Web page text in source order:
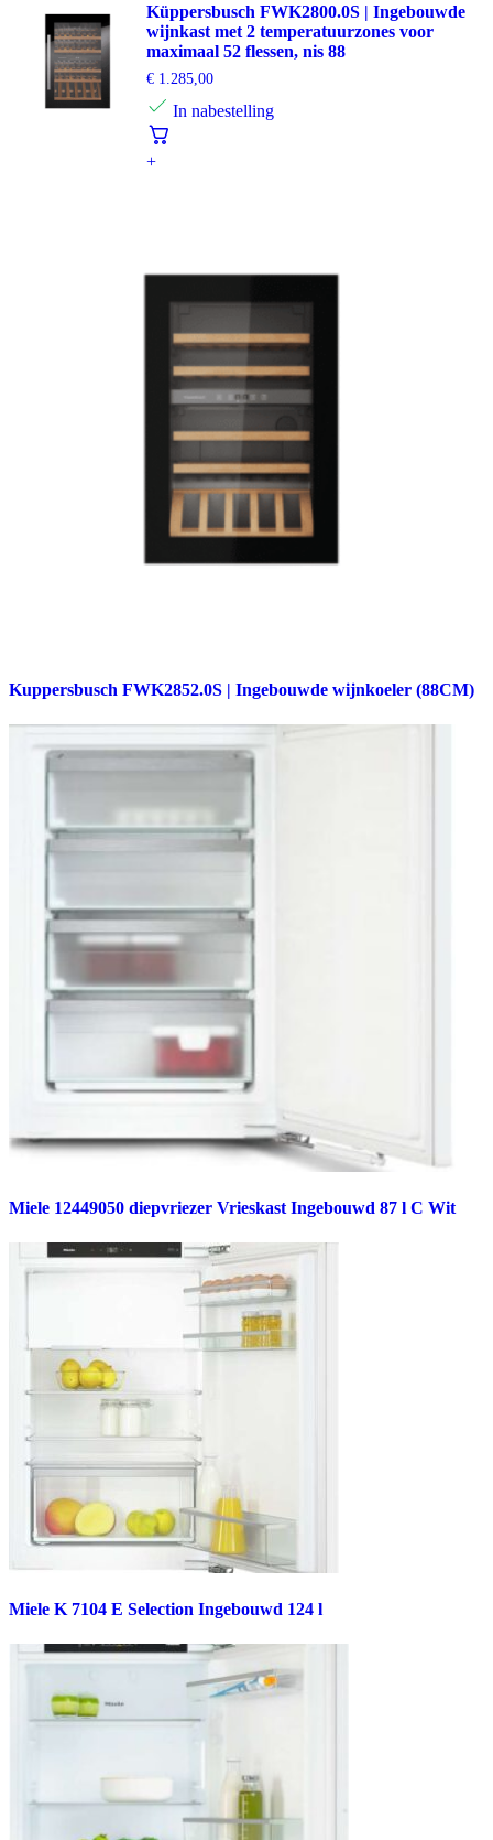
Küppersbusch FWK2800.0S | Ingebouwde
wijnkast met 2 temperatuurzones voor
maximaal 52 flessen, nis 88
€1.285,00
In nabestelling
+
Kuppersbusch FWK2852.0S | Ingebouwde wijnkoeler (88CM)
Miele 12449050 diepvriezer Vrieskast Ingebouwd 87 l C Wit
Miele K 7104 E Selection Ingebouwd 124 l